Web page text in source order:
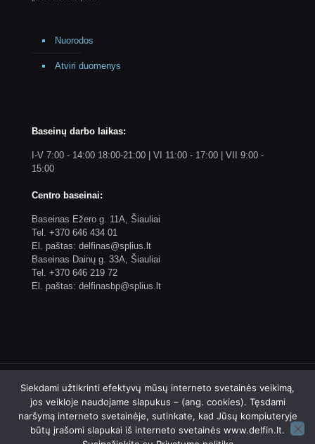
Nuorodos
Atviri duomenys
Baseinų darbo laikas:
I-V 7:00 - 14:00 18:00-21:00 | VI 11:00 - 17:00 | VII 9:00 -
15:00
Centro baseinai:
Baseinas Ežero g. 11A, Šiauliai
Tel. +370 646 434 01
El. paštas: delfinas@splius.lt
Baseinas Dainų g. 33A, Šiauliai
Tel. +370 646 219 72
El. paštas: delfinasbp@splius.lt
© 2023 Biudžetinės įstaigos Šiaulių plaukimo centro
"Delfinas" internetinis puslapis. Sprendimas: 4WEB
Siekdami užtikrinti efektyvų mūsų interneto svetainės veikimą,
jos veikloje naudojame slapukus – (ang. cookies). Tęsdami
naršymą interneto svetainėje, sutinkate, kad Jūsų kompiuteryje
būtų įrašomi slapukai iš interneto svetainės www.delfin.lt.